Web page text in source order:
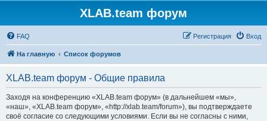
XLAB.team форум
FAQ Вход
Регистрация
На главную Список форумов
XLAB.team форум - Общие правила
Заходя на конференцию «XLAB.team форум» (в дальнейшем «мы»,
«наш», «XLAB.team форум», «http://xlab.team/forum»), вы подтверждаете
своё согласие со следующими условиями. Если вы не согласны с ними,